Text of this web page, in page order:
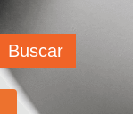
Buscar